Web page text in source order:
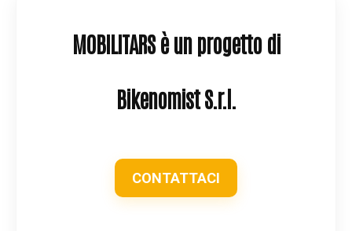
MOBILITARS è un progetto di
Bikenomist S.r.l.
CONTATTACI